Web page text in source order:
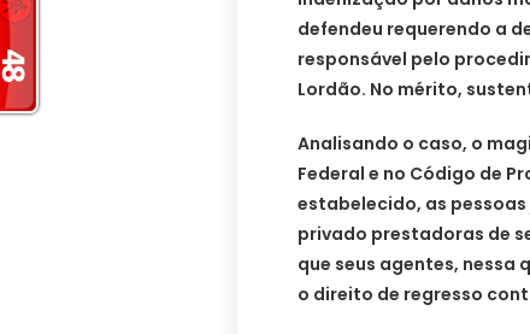
defendeu requerendo a
responsável pelo
Lordão. No mérito,
Analisando o caso, o
Federal e no Código de
estabelecido, as
privado prestadoras de
que seus agentes,
o direito de regresso